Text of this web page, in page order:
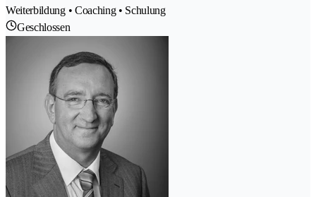
Weiterbildung • Coaching • Schulung
Geschlossen